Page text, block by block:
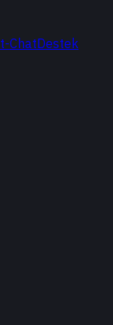
t-ChatDestek